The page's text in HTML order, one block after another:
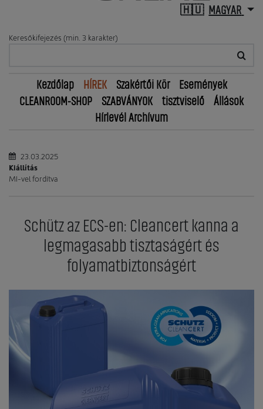
MAGYAR
Keresőkifejezés (min. 3 karakter)
Kezdőlap HÍREK Szakértői Kör
Események
CLEANROOM-SHOP
SZABVÁNYOK tisztviselő
Állások
Hírlevél Archívum
23.03.2025
Kiállítás
MI-vel fordítva
Schütz az ECS-en: Cleancert kanna a
legmagasabb tisztaságért és
folyamatbiztonságért